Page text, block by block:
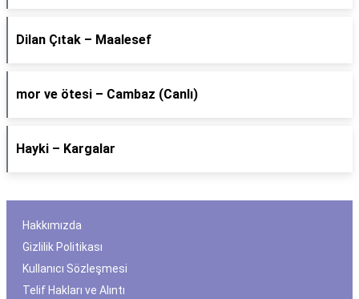
Dilan Çıtak – Maalesef
​mor ve ötesi – Cambaz (Canlı)
Hayki – Kargalar
Hakkımızda
Gizlilik Politikası
Kullanıcı Sözleşmesi
Telif Hakları ve Alıntı